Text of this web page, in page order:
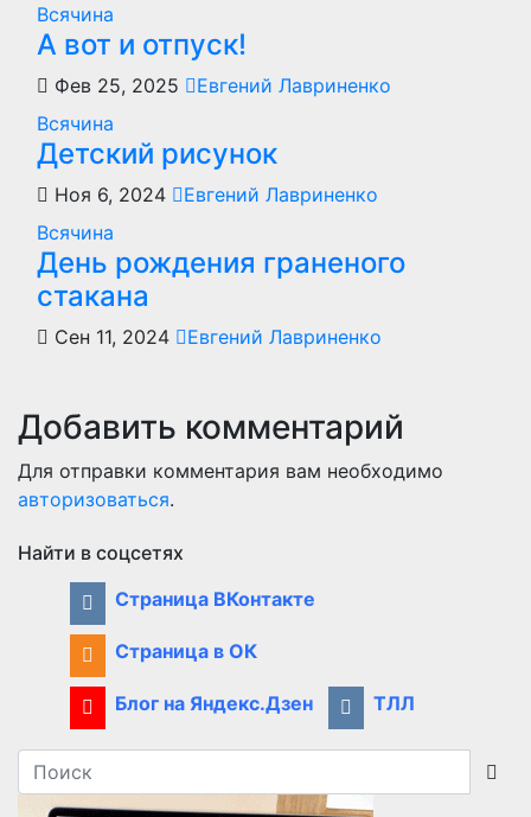
Всячина
А вот и отпуск!
Фев 25, 2025
Евгений Лавриненко
Всячина
Детский рисунок
Ноя 6, 2024
Евгений Лавриненко
Всячина
День рождения граненого
стакана
Сен 11, 2024 Евгений Лавриненко
Добавить комментарий
Для отправки комментария вам необходимо
авторизоваться.
Найти в соцсетях
Страница ВКонтакте
Страница в ОК
Блог на Яндекс.Дзен ТЛЛ